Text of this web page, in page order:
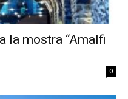
la mostra “Amalfi
0